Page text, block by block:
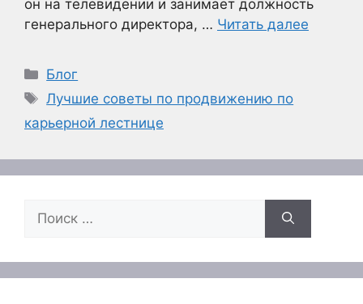
он на телевидении и занимает должность
генерального директора, … Читать далее
Рубрики
Блог
Метки
Лучшие советы по продвижению по
карьерной лестнице
Поиск: